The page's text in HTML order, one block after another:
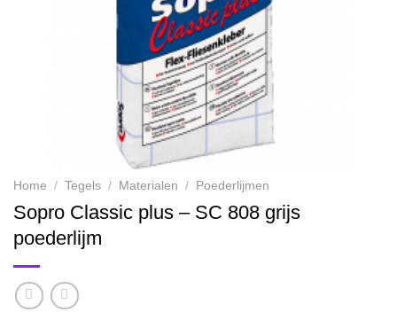
Home / Tegels / Materialen / Poederlijmen
Sopro Classic plus – SC 808 grijs
poederlijm